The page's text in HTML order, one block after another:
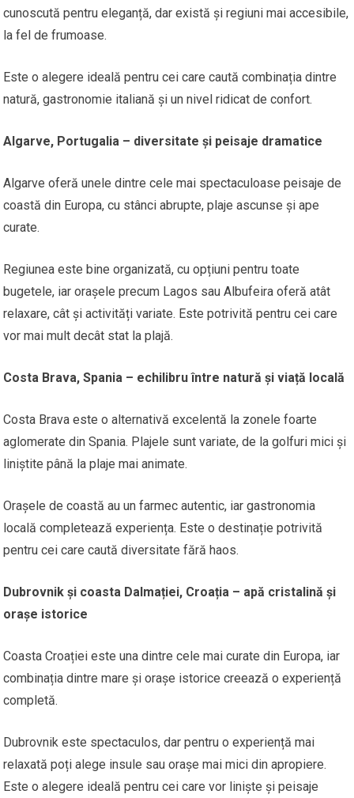
cunoscută pentru eleganță, dar există și regiuni mai accesibile,
la fel de frumoase.
Este o alegere ideală pentru cei care caută combinația dintre
natură, gastronomie italiană și un nivel ridicat de confort.
Algarve, Portugalia – diversitate și peisaje dramatice
Algarve oferă unele dintre cele mai spectaculoase peisaje de
coastă din Europa, cu stânci abrupte, plaje ascunse și ape
curate.
Regiunea este bine organizată, cu opțiuni pentru toate
bugetele, iar orașele precum Lagos sau Albufeira oferă atât
relaxare, cât și activități variate. Este potrivită pentru cei care
vor mai mult decât stat la plajă.
Costa Brava, Spania – echilibru între natură și viață locală
Costa Brava este o alternativă excelentă la zonele foarte
aglomerate din Spania. Plajele sunt variate, de la golfuri mici și
liniștite până la plaje mai animate.
Orașele de coastă au un farmec autentic, iar gastronomia
locală completează experiența. Este o destinație potrivită
pentru cei care caută diversitate fără haos.
Dubrovnik și coasta Dalmației, Croația – apă cristalină și
orașe istorice
Coasta Croației este una dintre cele mai curate din Europa, iar
combinația dintre mare și orașe istorice creează o experiență
completă.
Dubrovnik este spectaculos, dar pentru o experiență mai
relaxată poți alege insule sau orașe mai mici din apropiere.
Este o alegere ideală pentru cei care vor liniște și peisaje